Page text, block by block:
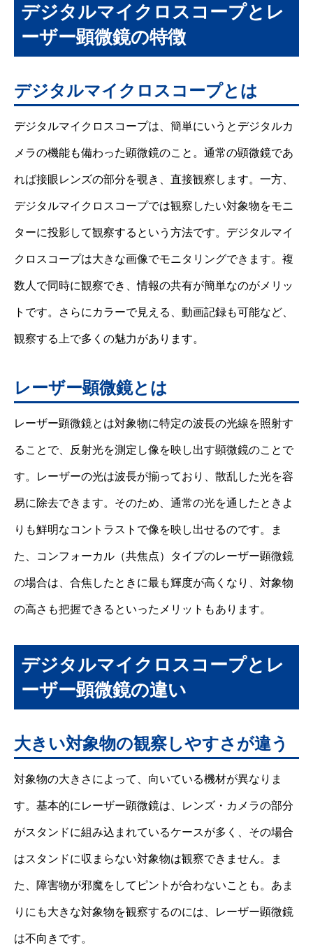
デジタルマイクロスコープとレ
ーザー顕微鏡の特徴
デジタルマイクロスコープとは
デジタルマイクロスコープは、簡単にいうとデジタルカ
メラの機能も備わった顕微鏡のこと。通常の顕微鏡であ
れば接眼レンズの部分を覗き、直接観察します。一方、
デジタルマイクロスコープでは観察したい対象物をモニ
ターに投影して観察するという方法です。デジタルマイ
クロスコープは大きな画像でモニタリングできます。複
数人で同時に観察でき、情報の共有が簡単なのがメリッ
トです。さらにカラーで見える、動画記録も可能など、
観察する上で多くの魅力があります。
レーザー顕微鏡とは
レーザー顕微鏡とは対象物に特定の波長の光線を照射す
ることで、反射光を測定し像を映し出す顕微鏡のことで
す。レーザーの光は波長が揃っており、散乱した光を容
易に除去できます。そのため、通常の光を通したときよ
りも鮮明なコントラストで像を映し出せるのです。ま
た、コンフォーカル（共焦点）タイプのレーザー顕微鏡
の場合は、合焦したときに最も輝度が高くなり、対象物
の高さも把握できるといったメリットもあります。
デジタルマイクロスコープとレ
ーザー顕微鏡の違い
大きい対象物の観察しやすさが違う
対象物の大きさによって、向いている機材が異なりま
す。基本的にレーザー顕微鏡は、レンズ・カメラの部分
がスタンドに組み込まれているケースが多く、その場合
はスタンドに収まらない対象物は観察できません。ま
た、障害物が邪魔をしてピントが合わないことも。あま
りにも大きな対象物を観察するのには、レーザー顕微鏡
は不向きです。